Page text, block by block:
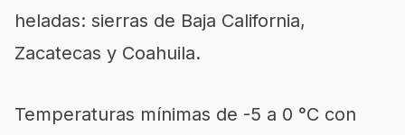
heladas: sierras de Baja California,
Zacatecas y Coahuila.
Temperaturas mínimas de -5 a 0 °C con